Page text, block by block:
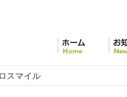
スマイル